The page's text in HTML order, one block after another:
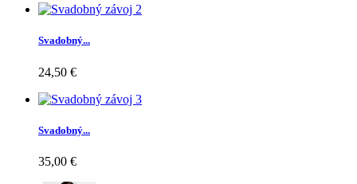
Svadobný...
24,50 €
Svadobný...
35,00 €